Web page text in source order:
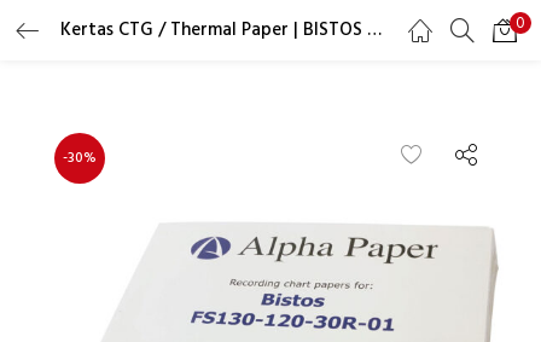
Kertas CTG / Thermal Paper | BISTOS BT300 | 130x120mm 250sh 0
LOGIN REGISTER
-30%